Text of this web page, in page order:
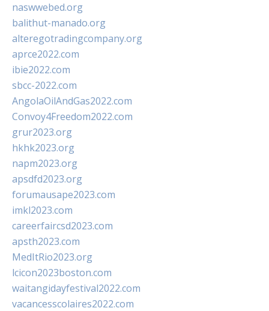
naswwebed.org
balithut-manado.org
alteregotradingcompany.org
aprce2022.com
ibie2022.com
sbcc-2022.com
AngolaOilAndGas2022.com
Convoy4Freedom2022.com
grur2023.org
hkhk2023.org
napm2023.org
apsdfd2023.org
forumausape2023.com
imkl2023.com
careerfaircsd2023.com
apsth2023.com
MedItRio2023.org
lcicon2023boston.com
waitangidayfestival2022.com
vacancesscolaires2022.com